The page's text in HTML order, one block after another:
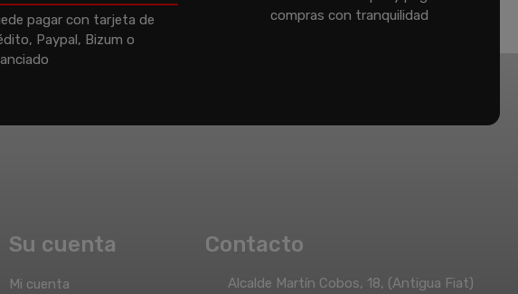
pagar con tarjeta de
Paypal, Bizum o
compras con tranquilidad
Su cuenta
Mi cuenta
Contacto
Alcalde Martín Cobos, 18, (Antigua Fiat)